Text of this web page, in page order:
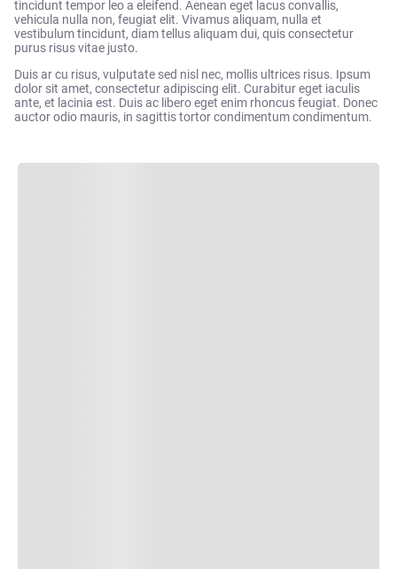
tincidunt tempor leo a eleifend. Aenean eget lacus convallis,
vehicula nulla non, feugiat elit. Vivamus aliquam, nulla et
vestibulum tincidunt, diam tellus aliquam dui, quis consectetur
purus risus vitae justo.
Duis ar cu risus, vulputate sed nisl nec, mollis ultrices risus. Ipsum
dolor sit amet, consectetur adipiscing elit. Curabitur eget iaculis
ante, et lacinia est. Duis ac libero eget enim rhoncus feugiat. Donec
auctor odio mauris, in sagittis tortor condimentum condimentum.